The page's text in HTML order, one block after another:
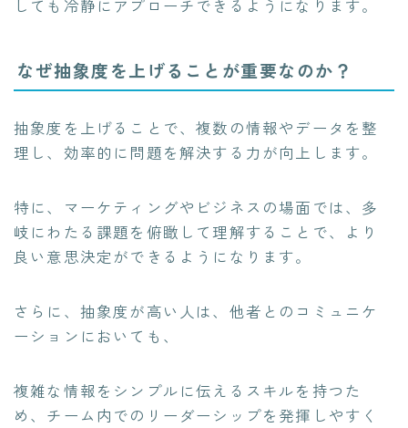
しても冷静にアプローチできるようになります。
なぜ抽象度を上げることが重要なのか？
抽象度を上げることで、複数の情報やデータを整
理し、効率的に問題を解決する力が向上します。
特に、マーケティングやビジネスの場面では、多
岐にわたる課題を俯瞰して理解することで、より
良い意思決定ができるようになります。
さらに、抽象度が高い人は、他者とのコミュニケ
ーションにおいても、
複雑な情報をシンプルに伝えるスキルを持つた
め、チーム内でのリーダーシップを発揮しやすく